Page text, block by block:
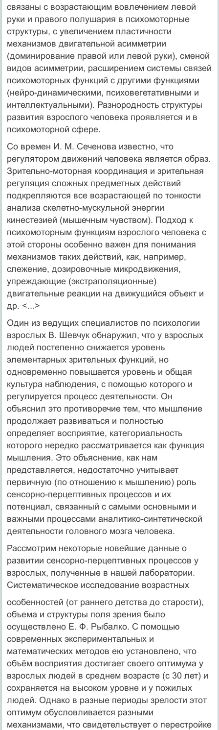
связаны с возрастающим вовлечением левой
руки и правого полушария в психомоторные
структуры, с увеличением пластичности
механизмов двигательной асимметрии
(доминирование правой или левой руки), сменой
видов асимметрии, расширением системы связей
психомоторных функций с другими функциями
(нейро-динамическими, психовегетативными и
интеллектуальными). Разнородность структуры
развития взрослого человека проявляется и в
психомоторной сфере.
Со времен И. М. Сеченова известно, что
регулятором движений человека является образ.
Зрительно-моторная координация и зрительная
регуляция сложных предметных действий
подкрепляются все возрастающей по тонкости
анализа скелетно-мускульной энергии
кинестезией (мышечным чувством). Подход к
психомоторным функциям взрослого человека с
этой стороны особенно важен для понимания
механизмов таких действий, как, например,
слежение, дозировочные микродвижения,
упреждающие (экстраполяционные)
двигательные реакции на движущийся объект и
др. <...>
Один из ведущих специалистов по психологии
взрослых В. Шевчук обнаружил, что у взрослых
людей постепенно снижается уровень
элементарных зрительных функций, но
одновременно повышается уровень и общая
культура наблюдения, с помощью которого и
регулируется процесс деятельности. Он
объяснил это противоречие тем, что мышление
продолжает развиваться и полностью
определяет восприятие, категориальность
которого нередко рассматривается как функция
мышления. Это объяснение, как нам
представляется, недостаточно учитывает
первичную (по отношению к мышлению) роль
сенсорно-перцептивных процессов и их
потенциал, связанный с самыми основными и
важными процессами аналитико-синтетической
деятельности головного мозга человека.
Рассмотрим некоторые новейшие данные о
развитии сенсорно-перцептивных процессов у
взрослых, полученные в нашей лаборатории.
Систематическое исследование возрастных
особенностей (от раннего детства до старости),
объема и структуры поля зрения было
осуществлено Е. Ф. Рыбалко. С помощью
современных экспериментальных и
математических методов ею установлено, что
объём восприятия достигает своего оптимума у
взрослых людей в среднем возрасте (с 30 лет) и
сохраняется на высоком уровне и у пожилых
людей. Однако в разные периоды зрелости этот
оптимум обусловливается разными
механизмами, что свидетельствует о перестройке